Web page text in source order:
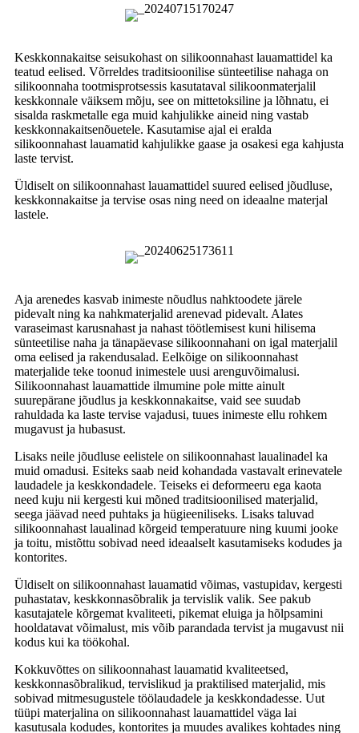
Keskkonnakaitse seisukohast on silikoonnahast lauamattidel ka
teatud eelised. Võrreldes traditsioonilise sünteetilise nahaga on
silikoonnaha tootmisprotsessis kasutataval silikoonmaterjalil
keskkonnale väiksem mõju, see on mittetoksiline ja lõhnatu, ei
sisalda raskmetalle ega muid kahjulikke aineid ning vastab
keskkonnakaitsenõuetele. Kasutamise ajal ei eralda
silikoonnahast lauamatid kahjulikke gaase ja osakesi ega kahjusta
laste tervist.
Üldiselt on silikoonnahast lauamattidel suured eelised jõudluse,
keskkonnakaitse ja tervise osas ning need on ideaalne materjal
lastele.
Aja arenedes kasvab inimeste nõudlus nahktoodete järele
pidevalt ning ka nahkmaterjalid arenevad pidevalt. Alates
varaseimast karusnahast ja nahast töötlemisest kuni hilisema
sünteetilise naha ja tänapäevase silikoonnahani on igal materjalil
oma eelised ja rakendusalad. Eelkõige on silikoonnahast
materjalide teke toonud inimestele uusi arenguvõimalusi.
Silikoonnahast lauamattide ilmumine pole mitte ainult
suurepärane jõudlus ja keskkonnakaitse, vaid see suudab
rahuldada ka laste tervise vajadusi, tuues inimeste ellu rohkem
mugavust ja hubasust.
Lisaks neile jõudluse eelistele on silikoonnahast laualinadel ka
muid omadusi. Esiteks saab neid kohandada vastavalt erinevatele
laudadele ja keskkondadele. Teiseks ei deformeeru ega kaota
need kuju nii kergesti kui mõned traditsioonilised materjalid,
seega jäävad need puhtaks ja hügieeniliseks. Lisaks taluvad
silikoonnahast laualinad kõrgeid temperatuure ning kuumi jooke
ja toitu, mistõttu sobivad need ideaalselt kasutamiseks kodudes ja
kontorites.
Üldiselt on silikoonnahast lauamatid võimas, vastupidav, kergesti
puhastatav, keskkonnasõbralik ja tervislik valik. See pakub
kasutajatele kõrgemat kvaliteeti, pikemat eluiga ja hõlpsamini
hooldatavat võimalust, mis võib parandada tervist ja mugavust nii
kodus kui ka töökohal.
Kokkuvõttes on silikoonnahast lauamatid kvaliteetsed,
keskkonnasõbralikud, tervislikud ja praktilised materjalid, mis
sobivad mitmesugustele töölaudadele ja keskkondadesse. Uut
tüüpi materjalina on silikoonnahast lauamattidel väga lai
kasutusala kodudes, kontorites ja muudes avalikes kohtades ning